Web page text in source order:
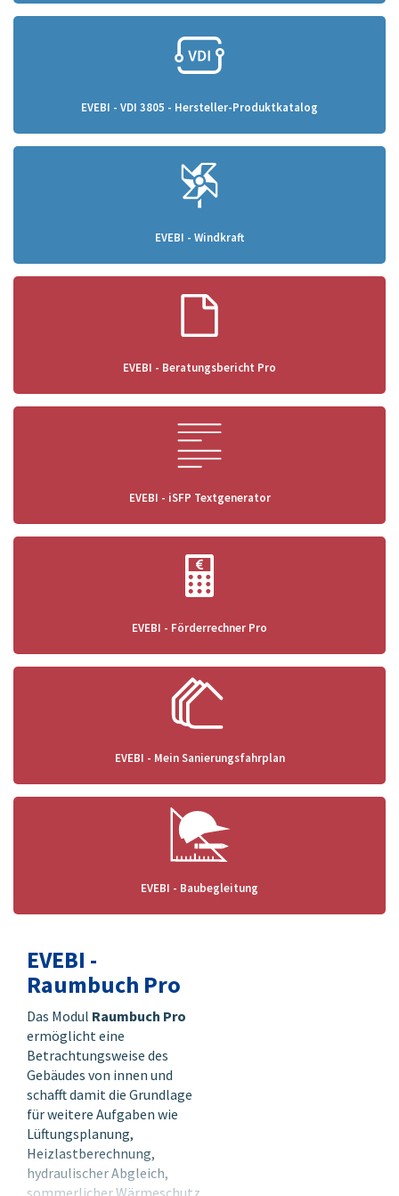
EVEBI - VDI 3805 - Hersteller-Produktkatalog
EVEBI - Windkraft
EVEBI - Beratungsbericht Pro
EVEBI - iSFP Textgenerator
EVEBI - Förderrechner Pro
EVEBI - Mein Sanierungsfahrplan
EVEBI - Baubegleitung
EVEBI -
Raumbuch Pro
Das Modul Raumbuch Pro
ermöglicht eine
Betrachtungsweise des
Gebäudes von innen und
schafft damit die Grundlage
für weitere Aufgaben wie
Lüftungsplanung,
Heizlastberechnung,
hydraulischer Abgleich,
sommerlicher Wärmeschutz